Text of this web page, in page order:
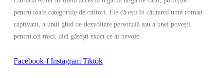
pentru toate categoriile de cititori. Fie că ești în căutarea unui roman
captivant, a unui ghid de dezvoltare personală sau a unei povești
pentru cei mici, aici găsești exact ce ai nevoie.
Facebook-f Instagram Tiktok